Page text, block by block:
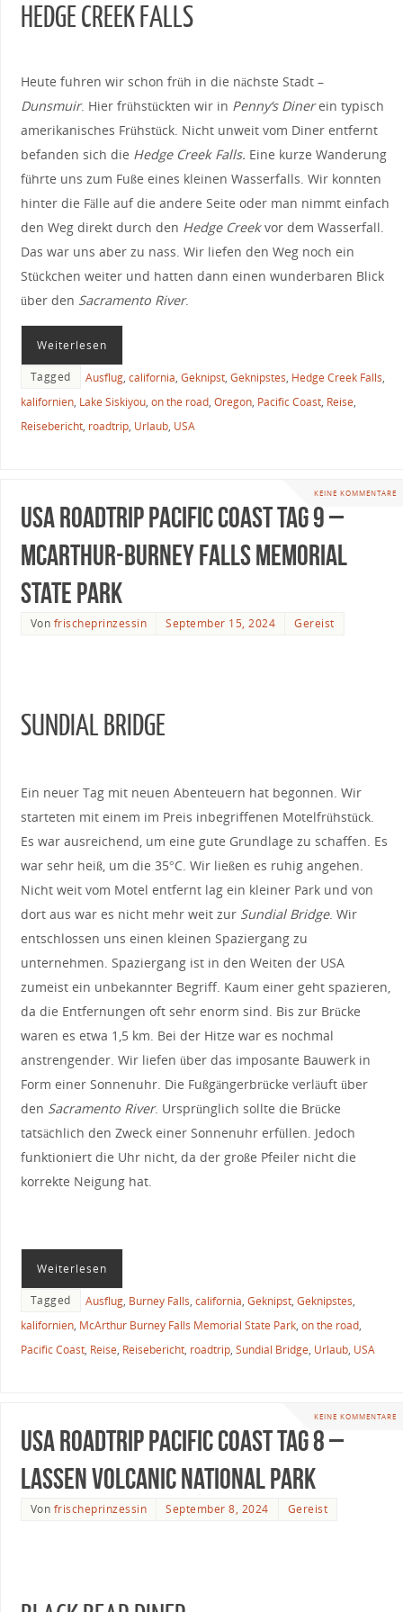
HEDGE CREEK FALLS
Heute fuhren wir schon früh in die nächste Stadt –
Dunsmuir. Hier frühstückten wir in Penny‘s Dinerein typisch
amerikanisches Frühstück. Nicht unweit vom Diner entfernt
befanden sich die Hedge Creek Falls. Eine kurze Wanderung
führte uns zum Fuße eines kleinen Wasserfalls. Wir konnten
hinter die Fälle auf die andere Seite oder man nimmt einfach
den Weg direkt durch den Hedge Creekvor dem Wasserfall.
Das war uns aber zu nass. Wir liefen den Weg noch ein
Stückchen weiter und hatten dann einen wunderbaren Blick
über den Sacramento River.
Weiterlesen
Tagged Ausflug, california, Geknipst, Geknipstes, Hedge Creek Falls,
kalifornien, Lake Siskiyou, on the road, Oregon, Pacific Coast, Reise,
Reisebericht, roadtrip, Urlaub, USA
KEINE KOMMENTARE
USA Roadtrip Pacific Coast Tag 9 –
McArthur-Burney Falls Memorial
State Park
Von frischeprinzessin September 15, 2024 Gereist
SUNDIAL BRIDGE
Ein neuer Tag mit neuen Abenteuern hat begonnen. Wir
starteten mit einem im Preis inbegriffenen Motelfrühstück.
Es war ausreichend, um eine gute Grundlage zu schaffen. Es
war sehr heiß, um die 35°C. Wir ließen es ruhig angehen.
Nicht weit vom Motel entfernt lag ein kleiner Park und von
dort aus war es nicht mehr weit zur Sundial Bridge. Wir
entschlossen uns einen kleinen Spaziergang zu
unternehmen. Spaziergang ist in den Weiten der USA
zumeist ein unbekannter Begriff. Kaum einer geht spazieren,
da die Entfernungen oft sehr enorm sind. Bis zur Brücke
waren es etwa 1,5 km. Bei der Hitze war es nochmal
anstrengender. Wir liefen über das imposante Bauwerk in
Form einer Sonnenuhr. Die Fußgängerbrücke verläuft über
den Sacramento River. Ursprünglich sollte die Brücke
tatsächlich den Zweck einer Sonnenuhr erfüllen. Jedoch
funktioniert die Uhr nicht, da der große Pfeiler nicht die
korrekte Neigung hat.
Weiterlesen
Tagged Ausflug, Burney Falls, california, Geknipst, Geknipstes,
kalifornien, McArthur Burney Falls Memorial State Park, on the road,
Pacific Coast, Reise, Reisebericht, roadtrip, Sundial Bridge, Urlaub, USA
KEINE KOMMENTARE
USA Roadtrip Pacific Coast Tag 8 –
Lassen Volcanic National Park
Von frischeprinzessin September 8, 2024 Gereist